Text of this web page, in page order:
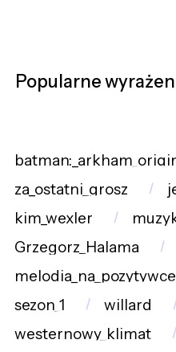
Popularne
za_ostatni_grosz
kim_wexler
Grzegorz_Halama
melodia_na_pozytywce
sezon_1
willard
westernowy_klimat